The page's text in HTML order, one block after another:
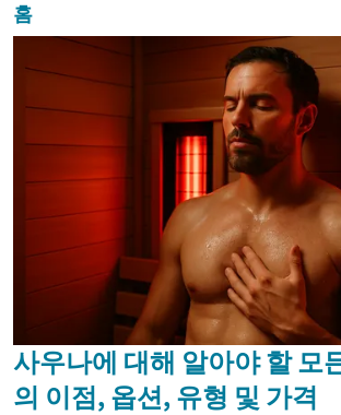
도로 주행을 넘어선 환
적의 성능을 발휘하려
특정 기능과 설계가 중요
홈
사우나에 대해 알아야 할 모
의 이점, 옵션, 유형 및 가격